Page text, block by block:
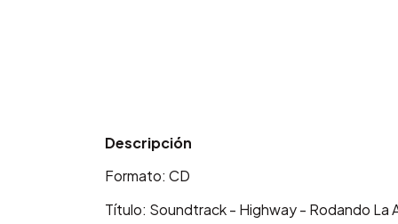
Descripción
Formato: CD
Título: Soundtrack - Highway - Rodando La